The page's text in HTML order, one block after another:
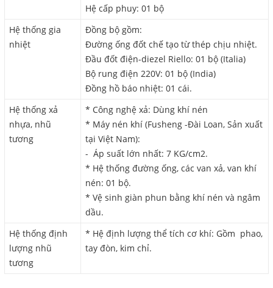
Hệ cấp phuy: 01 bộ
Hệ thống gia
nhiệt
Đồng bộ gồm:
Đường ống đốt chế tạo từ thép chịu nhiệt.
Đầu đốt điện-diezel Riello: 01 bộ (Italia)
Bộ rung điện 220V: 01 bộ (India)
Đồng hồ báo nhiệt: 01 cái.
Hệ thống xả
nhựa, nhũ
tương
* Công nghệ xả: Dùng khí nén
* Máy nén khí (Fusheng -Đài Loan, Sản xuất
tại Việt Nam):
- Áp suất lớn nhất: 7 KG/cm2.
* Hệ thống đường ống, các van xả, van khí
nén: 01 bộ.
* Vệ sinh giàn phun bằng khí nén và ngâm
dầu.
Hệ thống định
lượng nhũ
tương
* Hệ định lượng thể tích cơ khí: Gồm phao,
tay đòn, kim chỉ.